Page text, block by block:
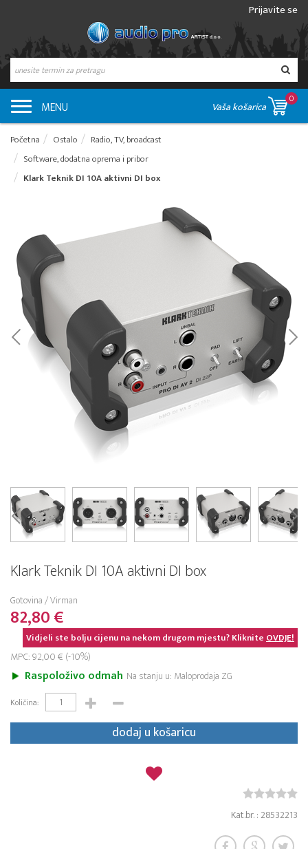
Prijavite se
MENU Vaša košarica
0
Početna Ostalo
Radio, TV, broadcast
Software, dodatna oprema i pribor
Klark Teknik DI 10A aktivni DI box
Klark Teknik DI 10A aktivni DI box
Gotovina / Virman
82,80 €
Vidjeli ste bolju cijenu na nekom drugom mjestu? KlikniteOVDJE!
MPC: 92,00 € (-10%)
Raspoloživo odmah Na stanju u: Maloprodaja ZG
Količina:
dodaj u košaricu
Kat.br. : 28532213